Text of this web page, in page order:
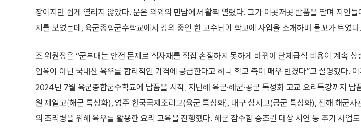
장이지만 쉽게 열리지 않았다. 문은 의외의 만남에서 활짝 열렸다. 그가 이곳저곳 발품을 팔며 지인들
지를 보였는데, 육군종합군수학교에서 강의 중인 한 교수님이 학교에 사업을 소개하며 물꼬가 트였다.
조 위원장은 “군부대는 안전 문제로 식자재를 직접 손질하지 못하게 바뀌어 단체급식 비용이 계속 상
입육이 아닌 국내산 육우를 합리적인 가격에 공급한다고 하니 학교 측이 매우 반겼다”고 설명했다.
2024년 7월 육군종합군수학교에 납품을 시작, 지난해 육군·해군·공군 특성화 고교 요리특강까지 납
원 제일고(해군 특성화), 영주 한국국제조리고(육군 특성화), 대구 상서고(공군 특성화), 진해 해군사
의 조리병을 위해 육우를 활용한 요리 교육을 진행했다. 해군 잠수함 승조원 대상 시연 등 추가 사업